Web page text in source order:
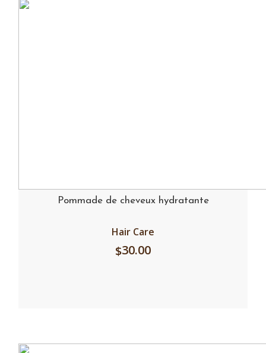
Pommade de cheveux hydratante
Hair Care
$30.00